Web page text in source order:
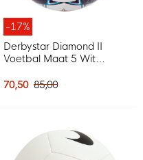
-17%
Derbystar Diamond II
Voetbal Maat 5 Wit
70,50 85,00